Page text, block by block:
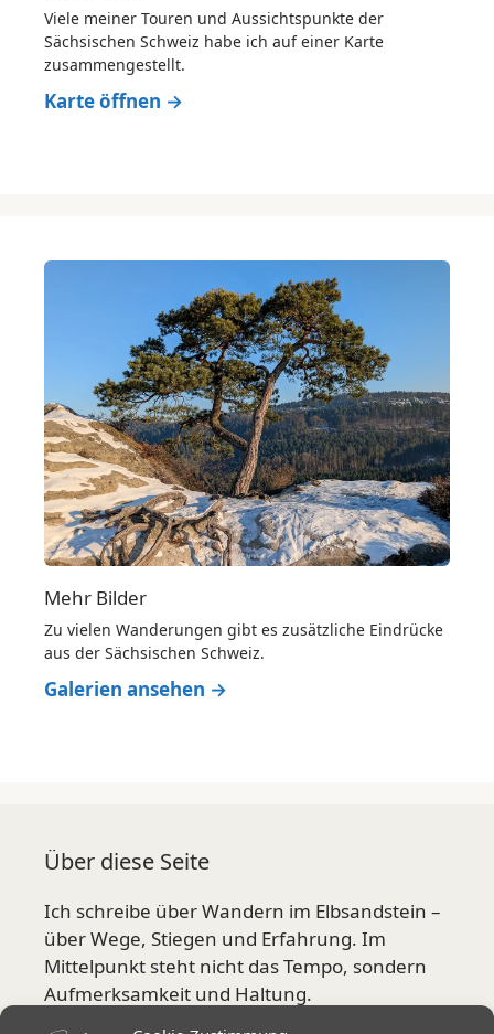
Viele meiner Touren und Aussichtspunkte der
Sächsischen Schweiz habe ich auf einer Karte
zusammengestellt.
Karte öffnen →
Mehr Bilder
Zu vielen Wanderungen gibt es zusätzliche Eindrücke
aus der Sächsischen Schweiz.
Galerien ansehen →
Über diese Seite
Ich schreibe über Wandern im Elbsandstein –
über Wege, Stiegen und Erfahrung. Im
Mittelpunkt steht nicht das Tempo, sondern
Aufmerksamkeit und Haltung.